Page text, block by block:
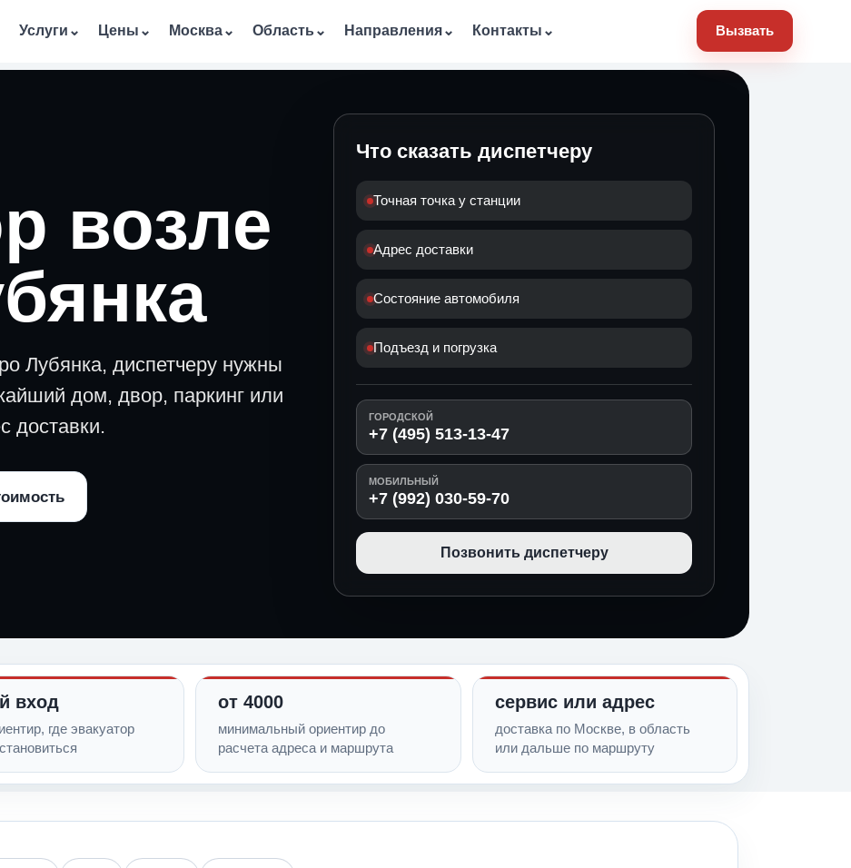
Услуги ⌄ Цены ⌄ Москва⌄ Область ⌄ Направления⌄ Контакты ⌄ Вызвать
возле
Лубянка, диспетчеру нужны
дом, двор, паркинг или
доставки.
Что сказать диспетчеру
Точная точка у станции
Адрес доставки
Состояние автомобиля
Подъезд и погрузка
ГОРОДСКОЙ
+7 (495) 513-13-47
МОБИЛЬНЫЙ
+7 (992) 030-59-70
Позвонить диспетчеру
вход
где эвакуатор
от 4000
минимальный ориентир до
расчета адреса и маршрута
сервис или адрес
доставка по Москве, в область
или дальше по маршруту